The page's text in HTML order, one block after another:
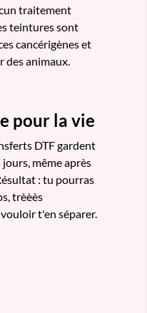
traitement
teintures sont
cancérigènes et
des animaux.
pour la vie
DTF gardent
même après
: tu pourras
trèèès
t'en séparer.